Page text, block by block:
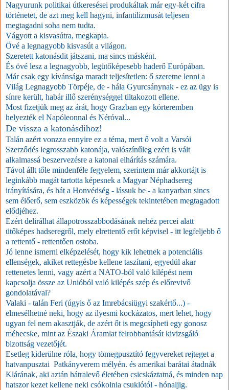
Nagyurunk politikai útkeresései produkáltak már egy-két cifra
történetet, de azt meg kell hagyni, infantilizmusát teljesen
megtagadni soha nem tudta.
Vágyott a kisvasútra, megkapta.
Övé a legnagyobb kisvasút a világon.
Szeretett katonásdit játszani, ma sincs másként.
És övé lesz a legnagyobb, legütőképesebb haderő Európában.
Már csak egy kívánsága maradt teljesítetlen: ő szeretne lenni a
Világ Legnagyobb Törpéje, de - hála Gyurcsánynak - ez az ügy is
sínre került, habár illő szerénységgel tiltakozott ellene.
Most fizetjük meg az árát, hogy Grazban egy kórteremben
helyezték el Napóleonnal és Néróval...
De vissza a katonásdihoz!
Talán azért vonzza ennyire ez a téma, mert ő volt a Varsói
Szerződés legrosszabb katonája, valószínűleg ezért is vált
alkalmassá beszervezésre a katonai elhárítás számára.
Távol állt tőle mindenféle fegyelem, szerintem már akkortájt is
leginkább magát tartotta képesnek a Magyar Néphadsereg
irányítására, és hát a Honvédség - lássuk be - a kanyarban sincs
sem élőerő, sem eszközök és képességek tekintetében megtagadott
elődjéhez.
Ezért delirálhat állapotrosszabbodásának nehéz percei alatt
ütőképes hadseregről, mely elrettentő erőt képvisel - itt legfeljebb ő
a rettentő - rettentően ostoba.
Jó lenne ismerni elképzelését, hogy kik lehetnek a potenciális
ellenségek, akiket rettegésbe kellene taszítani, egyedül akar
rettenetes lenni, vagy azért a NATO-ból való kilépést nem
kapcsolja össze az Unióból való kilépés szép és előrevivő
gondolatával?
Valaki - talán Feri (úgyis ő az Imrebácsiügyi szakértő...) -
elmesélhetné neki, hogy az ilyesmi kockázatos, mert lehet, hogy
ugyan fel nem akasztják, de azért őt is megcsípheti egy gonosz
méhecske, mint az Északi Áramlat felrobbantását kivizsgáló
bizottság vezetőjét.
Esetleg kiderülne róla, hogy tömegpusztító fegyvereket rejteget a
hatvanpusztai Patkányverem mélyén. és amerikai barátai átadnák
Klárának, aki aztán hátralevő életében csicskáztatná, és minden nap
hatszor kezet kellene neki csókolnia csuklótól - hónaljig.